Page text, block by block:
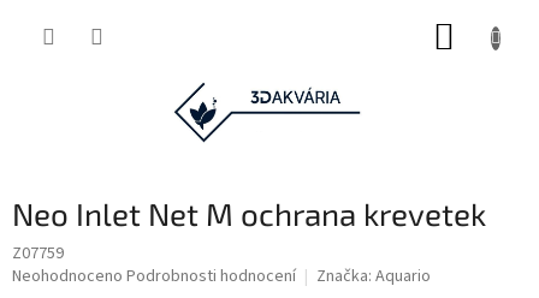
Neo Inlet Net M ochrana krevetek
Z07759
Průměrné
Neohodnoceno Podrobnosti hodnocení Značka: Aquario